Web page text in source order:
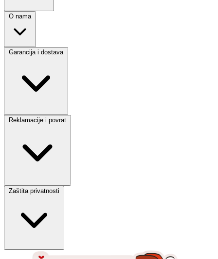
O nama
Garancija i dostava
Reklamacije i povrat
Zaštita privatnosti